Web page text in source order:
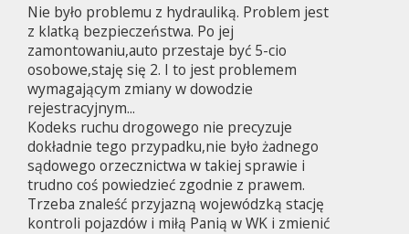
t
Nie było problemu z hydrauliką. Problem jest
z klatką bezpieczeństwa. Po jej
zamontowaniu,auto przestaje być 5-cio
osobowe,staję się 2. I to jest problemem
wymagającym zmiany w dowodzie
rejestracyjnym...
Kodeks ruchu drogowego nie precyzuje
dokładnie tego przypadku,nie było żadnego
sądowego orzecznictwa w takiej sprawie i
trudno coś powiedzieć zgodnie z prawem.
Trzeba znaleść przyjazną wojewódzką stację
kontroli pojazdów i miłą Panią w WK i zmienić